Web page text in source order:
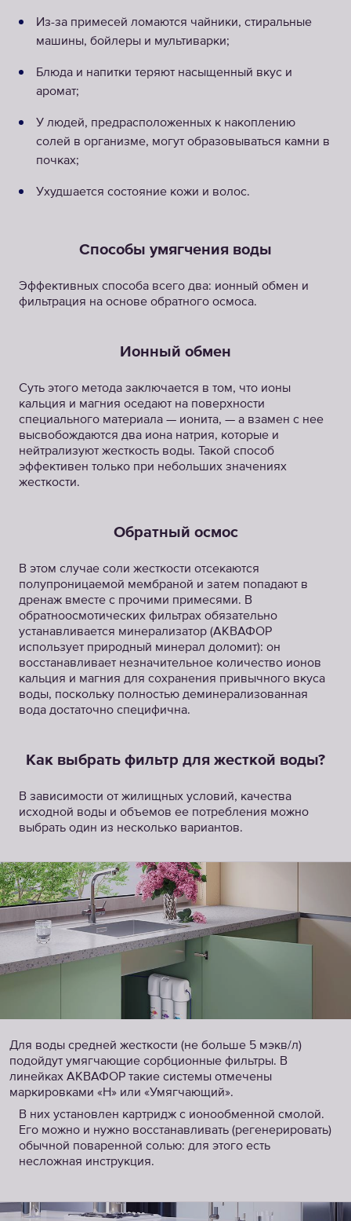
Из-за примесей ломаются чайники, стиральные
машины, бойлеры и мультиварки;
Блюда и напитки теряют насыщенный вкус и
аромат;
У людей, предрасположенных к накоплению
солей в организме, могут образовываться камни в
почках;
Ухудшается состояние кожи и волос.
Способы умягчения воды
Эффективных способа всего два: ионный обмен и
фильтрация на основе обратного осмоса.
Ионный обмен
Суть этого метода заключается в том, что ионы
кальция и магния оседают на поверхности
специального материала — ионита, — а взамен с нее
высвобождаются два иона натрия, которые и
нейтрализуют жесткость воды. Такой способ
эффективен только при небольших значениях
жесткости.
Обратный осмос
В этом случае соли жесткости отсекаются
полупроницаемой мембраной и затем попадают в
дренаж вместе с прочими примесями. В
обратноосмотических фильтрах обязательно
устанавливается минерализатор (АКВАФОР
использует природный минерал доломит): он
восстанавливает незначительное количество ионов
кальция и магния для сохранения привычного вкуса
воды, поскольку полностью деминерализованная
вода достаточно специфична.
Как выбрать фильтр для жесткой воды?
В зависимости от жилищных условий, качества
исходной воды и объемов ее потребления можно
выбрать один из несколько вариантов.
Для воды средней жесткости (не больше 5 мэкв/л)
подойдут умягчающие сорбционные фильтры. В
линейках АКВАФОР такие системы отмечены
маркировками «H» или «Умягчающий».
В них установлен картридж с ионообменной смолой.
Его можно и нужно восстанавливать (регенерировать)
обычной поваренной солью: для этого есть
несложная инструкция.